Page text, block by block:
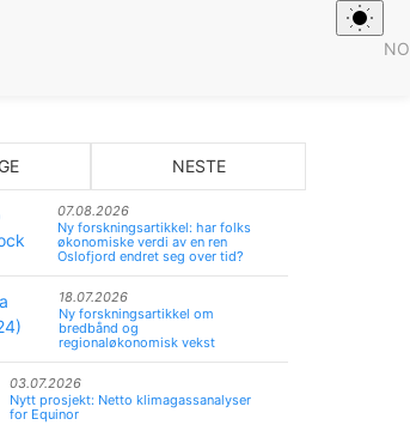
NO
NESTE
07.08.2026
Ny forskningsartikkel: har folks
økonomiske verdi av en ren
Oslofjord endret seg over tid?
18.07.2026
Ny forskningsartikkel om
bredbånd og
regionaløkonomisk vekst
03.07.2026
Nytt prosjekt: Netto klimagassanalyser
for Equinor